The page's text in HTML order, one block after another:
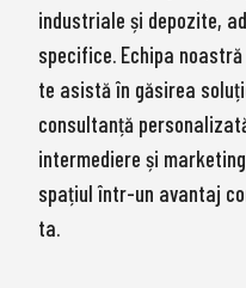
industriale și depozite,
specifice. Echipa
te asistă în găsirea
consultanță
intermediere și
spațiul într-un avantaj
ta.